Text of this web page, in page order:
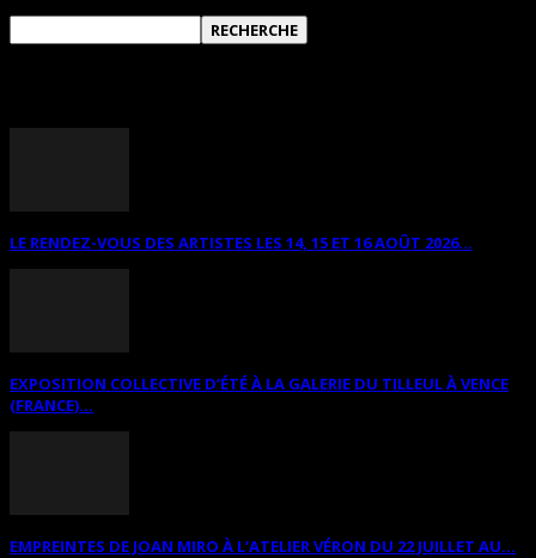
LE RENDEZ-VOUS DES ARTISTES LES 14, 15 ET 16 AOÛT 2026...
EXPOSITION COLLECTIVE D’ÉTÉ À LA GALERIE DU TILLEUL À VENCE
(FRANCE)...
EMPREINTES DE JOAN MIRO À L’ATELIER VÉRON DU 22 JUILLET AU...